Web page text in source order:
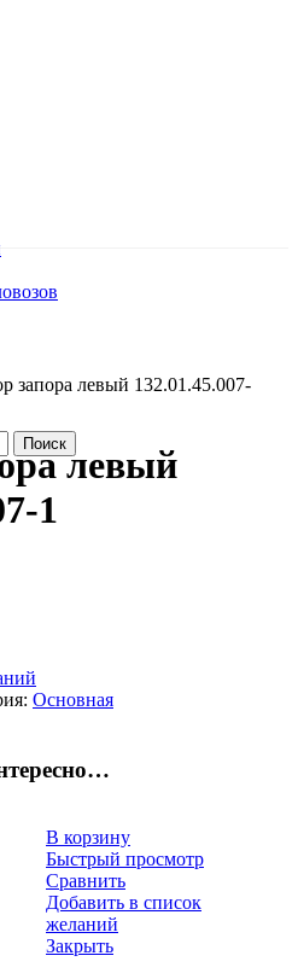
Поиск
запора левый 132.01.45.007-
левый
1
Основная
В корзину
Быстрый просмотр
Сравнить
Добавить в список
желаний
Закрыть